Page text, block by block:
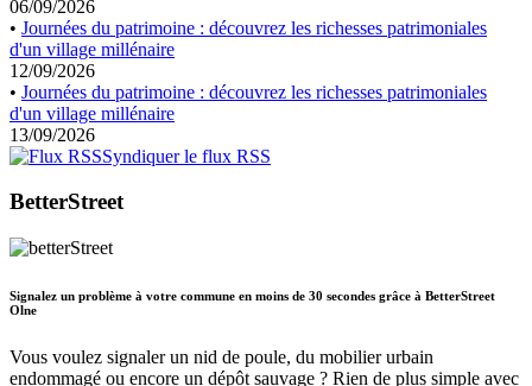
06/09/2026
• Journées du patrimoine : découvrez les richesses patrimoniales
d'un village millénaire
12/09/2026
• Journées du patrimoine : découvrez les richesses patrimoniales
d'un village millénaire
13/09/2026
Syndiquer le flux RSS
BetterStreet
Signalez un problème à votre commune en moins de 30 secondes grâce à BetterStreet
Olne
Vous voulez signaler un nid de poule, du mobilier urbain
endommagé ou encore un dépôt sauvage ? Rien de plus simple avec